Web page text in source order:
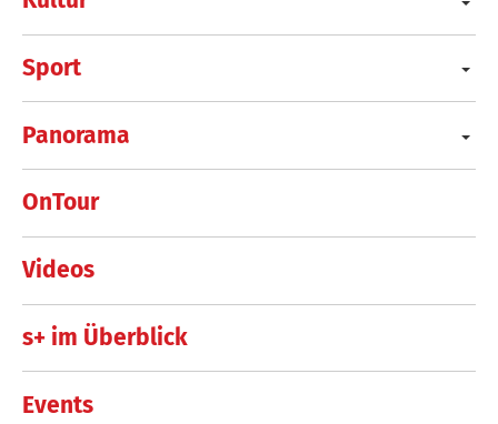
Sport
Panorama
OnTour
Videos
s+ im Überblick
Events